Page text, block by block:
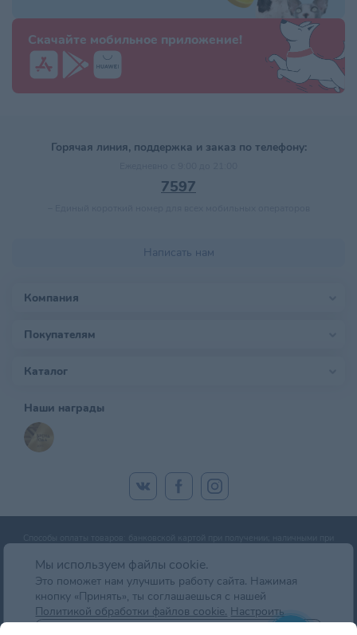
Скачайте мобильное приложение!
Горячая линия, поддержка и заказ по телефону:
7597
Написать нам
Компания
Покупателям
Каталог
Наши награды
© zoobazar.by 2026 | ООО «Ветзообазар», УНП 192636458 | г. Минск, пр-т
Дзержинского, д. 5, оф.блок 2 (7 этаж)
Мы используем файлы cookie.
Это поможет нам улучшить работу сайта. Нажимая
кнопку «Принять», ты соглашаешься с нашей
Политикой обработки файлов cookie. Настроить